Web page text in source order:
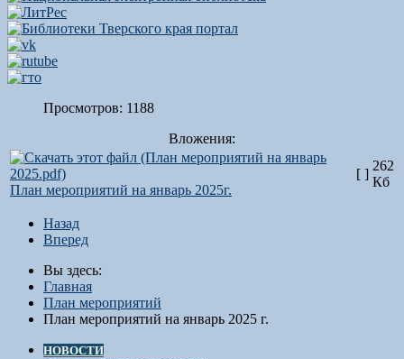
Просмотров: 1188
Вложения:
План мероприятий на январь 2025г.
[ ]
262
Кб
Назад
Вперед
Вы здесь:
Главная
План мероприятий
План мероприятий на январь 2025 г.
НОВОСТИ